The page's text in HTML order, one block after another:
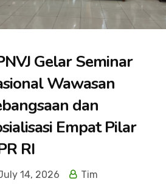
Gelar Seminar
Wawasan
dan
Empat Pilar
RI
14, 2026
Tim